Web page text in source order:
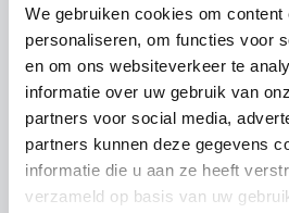
We gebruiken cookies om content
personaliseren, om functies voor
en om ons websiteverkeer te
informatie over uw gebruik van
partners voor social media,
partners kunnen deze gegevens
informatie die u aan ze heeft
verzameld op basis van uw
Modern wonen zonder klussen
De appartementen in Honc zijn
die vooruit willen. Geen
maken over vloeren en
sfeervolle basis waar alles klopt.
volledig afgewerkt met een
Aantal slaapkamers 1
Tuin
Garage type Geen